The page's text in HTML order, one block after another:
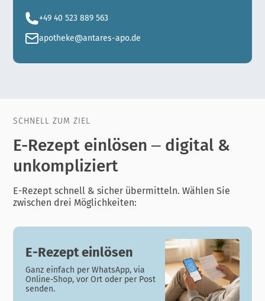
+49 40 523 889 563
apotheke@antares-apo.de
SCHNELL ZUM ZIEL
E-Rezept einlösen – digital &
unkompliziert
E-Rezept schnell & sicher übermitteln. Wählen Sie
zwischen drei Möglichkeiten:
E-Rezept einlösen
Ganz einfach per WhatsApp, via
Online-Shop, vor Ort oder per Post
senden.